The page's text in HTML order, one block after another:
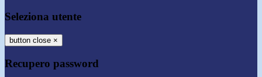
Seleziona utente
button close ×
Recupero password